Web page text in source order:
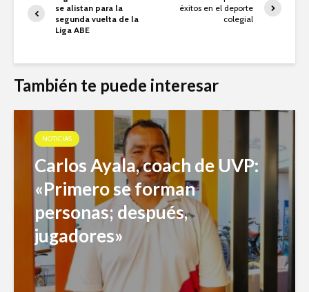
se alistan para la
segunda vuelta de la
Liga ABE
éxitos en el deporte
colegial
También te puede interesar
NOTICIAS
Carlos Ayala, coach de UVP:
«Primero se forman
personas; después,
jugadores»